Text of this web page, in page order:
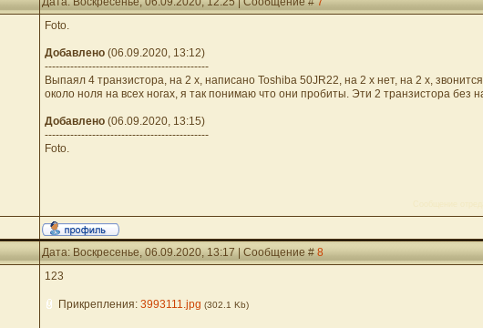
Foto.
Добавлено (06.09.2020, 13:12)
---------------------------------------------
Выпаял 4 транзистора, на 2 х, написано Toshiba 50JR22, на 2 х нет, на 2 х,
около ноля на всех ногах, я так понимаю что они пробиты. Эти 2 транзистора без
Добавлено (06.09.2020, 13:15)
---------------------------------------------
Foto.
Дата: Воскресенье, 06.09.2020, 13:17 | Сообщение #8
123
Прикрепления: 3993111.jpg (302.1 Kb)